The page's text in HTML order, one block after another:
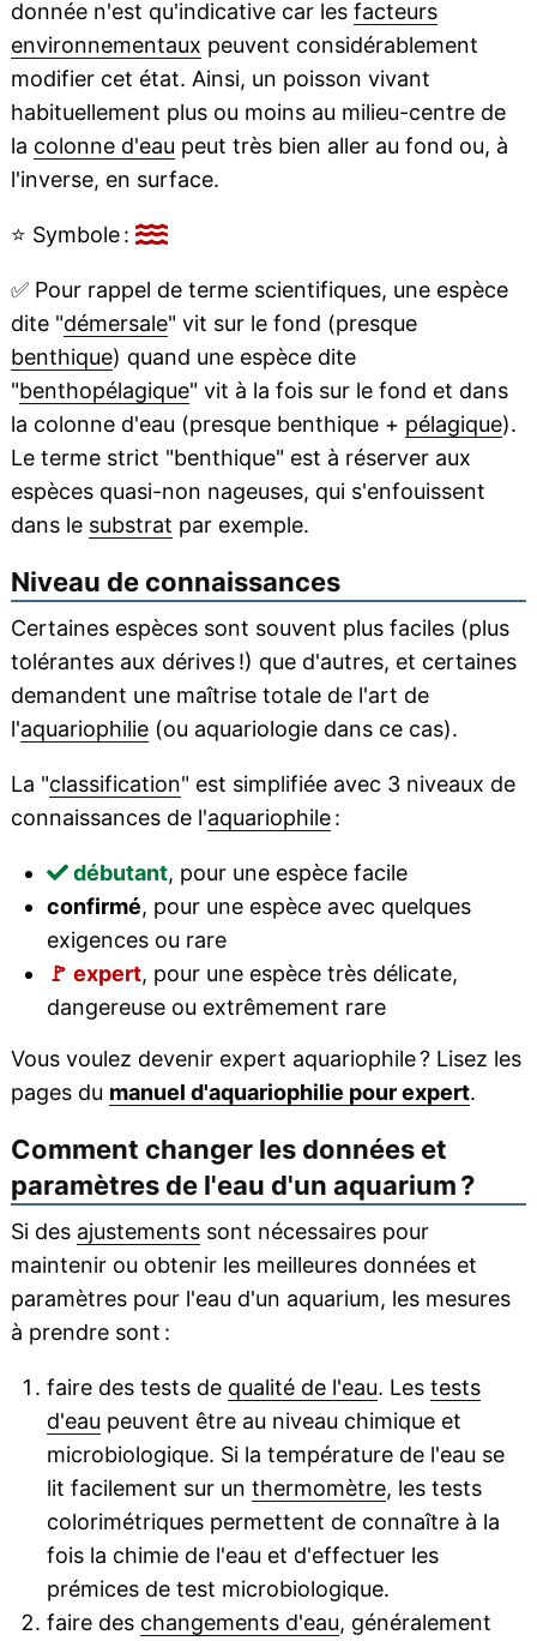
donnée n'est qu'indicative car les facteurs
environnementaux peuvent considérablement
modifier cet état. Ainsi, un poisson vivant
habituellement plus ou moins au milieu-centre de
la colonne d'eau peut très bien aller au fond ou, à
l'inverse, en surface.
⭐ Symbole :
✅Pour rappel de terme scientifiques, une espèce
dite "démersale" vit sur le fond (presque
benthique) quand une espèce dite
"benthopélagique" vit à la fois sur le fond et dans
la colonne d'eau (presque benthique + pélagique).
Le terme strict "benthique" est à réserver aux
espèces quasi-non nageuses, qui s'enfouissent
dans le substrat par exemple.
Niveau de connaissances
Certaines espèces sont souvent plus faciles (plus
tolérantes aux dérives !) que d'autres, et certaines
demandent une maîtrise totale de l'art de
l'aquariophilie(ou aquariologie dans ce cas).
La "classification" est simplifiée avec 3 niveaux de
connaissances de l'aquariophile:
débutant, pour une espèce facile
confirmé, pour une espèce avec quelques
exigences ou rare
🚩 expert, pour une espèce très délicate,
dangereuse ou extrêmement rare
Vous voulez devenir expert aquariophile ? Lisez les
pages du manuel d'aquariophilie pour expert.
Comment changer les données et
paramètres de l'eau d'un aquarium ?
Si des ajustementssont nécessaires pour
maintenir ou obtenir les meilleures données et
paramètres pour l'eau d'un aquarium, les mesures
à prendre sont :
faire des tests de qualité de l'eau. Les tests
d'eau peuvent être au niveau chimique et
microbiologique. Si la température de l'eau se
lit facilement sur un thermomètre, les tests
colorimétriques permettent de connaître à la
fois la chimie de l'eau et d'effectuer les
prémices de test microbiologique.
faire des changements d'eau, généralement